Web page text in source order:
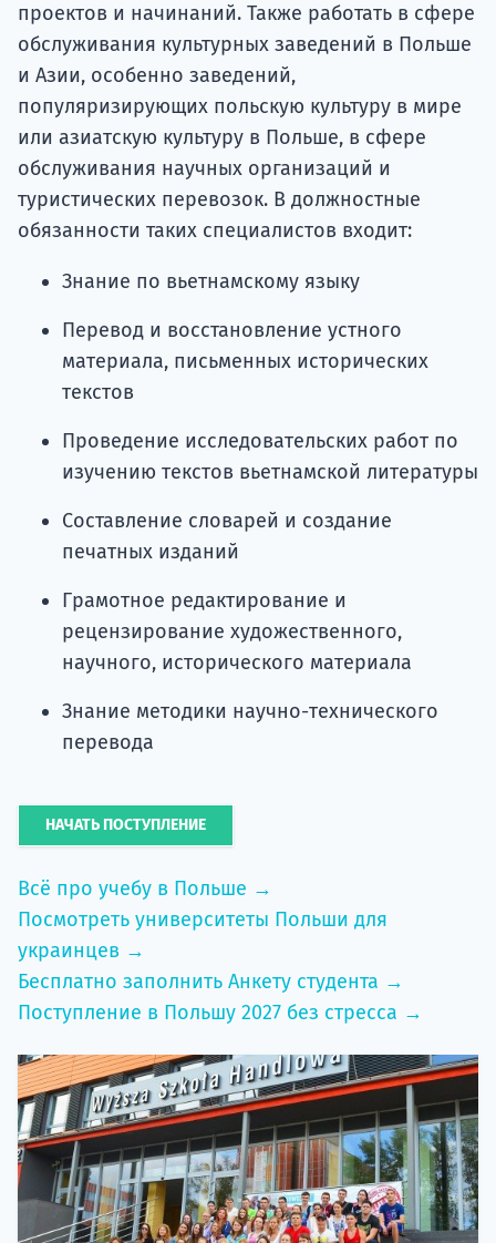
проектов и начинаний. Также работать в сфере
обслуживания культурных заведений в Польше
и Азии, особенно заведений,
популяризирующих польскую культуру в мире
или азиатскую культуру в Польше, в сфере
обслуживания научных организаций и
туристических перевозок. В должностные
обязанности таких специалистов входит:
Знание по вьетнамскому языку
Перевод и восстановление устного
материала, письменных исторических
текстов
Проведение исследовательских работ по
изучению текстов вьетнамской литературы
Составление словарей и создание
печатных изданий
Грамотное редактирование и
рецензирование художественного,
научного, исторического материала
Знание методики научно-технического
перевода
НАЧАТЬ ПОСТУПЛЕНИЕ
Всё про учебу в Польше →
Посмотреть университеты Польши для
украинцев →
Бесплатно заполнить Анкету студента →
Поступление в Польшу 2027 без стресса →